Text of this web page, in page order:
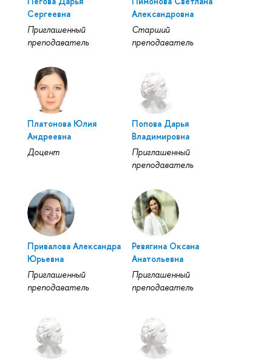
Сергеевна
Приглашенный
преподаватель
Александровна
Старший
преподаватель
Платонова Юлия
Андреевна
Доцент
Попова Дарья
Владимировна
Приглашенный
преподаватель
Привалова Александра
Юрьевна
Приглашенный
преподаватель
Ревягина Оксана
Анатольевна
Приглашенный
преподаватель